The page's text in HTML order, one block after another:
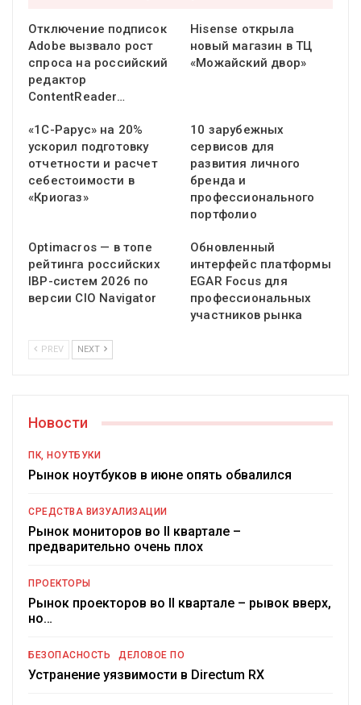
Отключение подписок
Adobe вызвало рост
спроса на российский
редактор
ContentReader…
Hisense открыла
новый магазин в ТЦ
«Можайский двор»
«1С-Рарус» на 20%
ускорил подготовку
отчетности и расчет
себестоимости в
«Криогаз»
10 зарубежных
сервисов для
развития личного
бренда и
профессионального
портфолио
Optimacros — в топе
рейтинга российских
IBP-систем 2026 по
версии CIO Navigator
Обновленный
интерфейс платформы
EGAR Focus для
профессиональных
участников рынка
PREV NEXT
Новости
ПК, НОУТБУКИ
Рынок ноутбуков в июне опять обвалился
СРЕДСТВА ВИЗУАЛИЗАЦИИ
Рынок мониторов во II квартале –
предварительно очень плох
ПРОЕКТОРЫ
Рынок проекторов во II квартале – рывок вверх,
но…
БЕЗОПАСНОСТЬ ДЕЛОВОЕ ПО
Устранение уязвимости в Directum RX